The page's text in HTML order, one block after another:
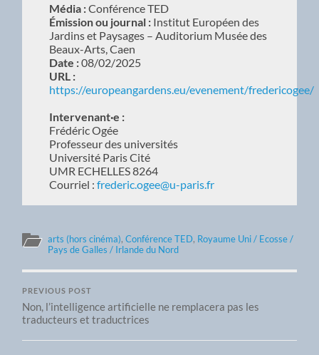
Média :Conférence TED
Émission ou journal : Institut Européen des
Jardins et Paysages – Auditorium Musée des
Beaux-Arts, Caen
Date :08/02/2025
URL :
https://europeangardens.eu/evenement/fredericogee/
Intervenant·e :
Frédéric Ogée
Professeur des universités
Université Paris Cité
UMR ECHELLES 8264
Courriel :frederic.ogee@u-paris.fr
arts (hors cinéma),Conférence TED, Royaume Uni / Ecosse /
Pays de Galles / Irlande du Nord
PREVIOUS POST
Non, l’intelligence artificielle ne remplacera pas les
traducteurs et traductrices